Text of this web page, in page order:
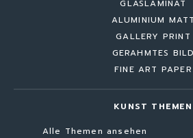
GLASLAMINAT
ALUMINIUM MATT
GALLERY PRINT
GERAHMTES BILD
FINE ART PAPER
KUNST THEMEN
Alle Themen ansehen